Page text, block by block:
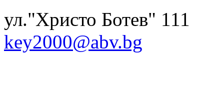
ул."Христо
key2000@abv.bg